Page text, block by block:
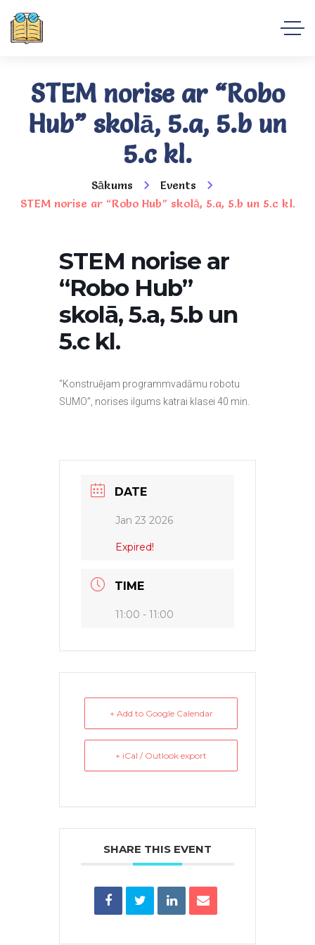
STEM norise ar “Robo
Hub” skolā, 5.a, 5.b un
5.c kl.
Sākums
Events
STEM norise ar “Robo Hub” skolā, 5.a, 5.b un 5.c kl.
STEM norise ar
“Robo Hub”
skolā, 5.a, 5.b un
5.c kl.
“Konstruējam programmvadāmu robotu
SUMO”, norises ilgums katrai klasei 40 min.
DATE
Jan 23 2026
Expired!
TIME
11:00 - 11:00
+ Add to Google Calendar
+ iCal / Outlook export
SHARE THIS EVENT